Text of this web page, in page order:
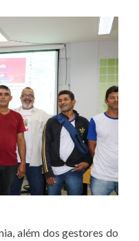
além dos gestores do